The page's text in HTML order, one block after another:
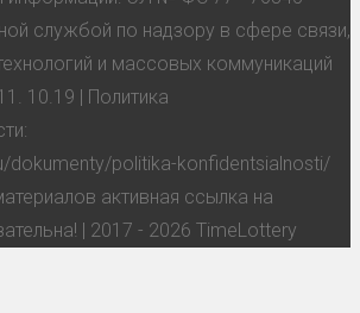
службой по надзору в сфере связи,
и массовых коммуникаций
10.19 | Политика
dokumenty/politika-konfidentsialnosti/
активная ссылка на
| 2017 - 2026 TimeLottery